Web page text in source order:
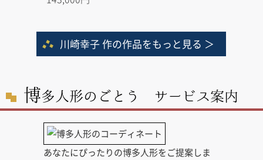
川崎幸子 作の作品をもっと見る ＞
博多人形のごとう サービス案内
あなたにぴったりの博多人形をご提案しま